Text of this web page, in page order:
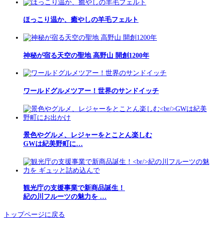
ほっこり温か、癒やしの羊毛フェルト
神秘が宿る天空の聖地 高野山 開創1200年
ワールドグルメツアー！世界のサンドイッチ
景色やグルメ、レジャーをとことん楽しむ
GWは紀美野町に…
観光庁の支援事業で新商品誕生！
紀の川フルーツの魅力を …
トップページに戻る